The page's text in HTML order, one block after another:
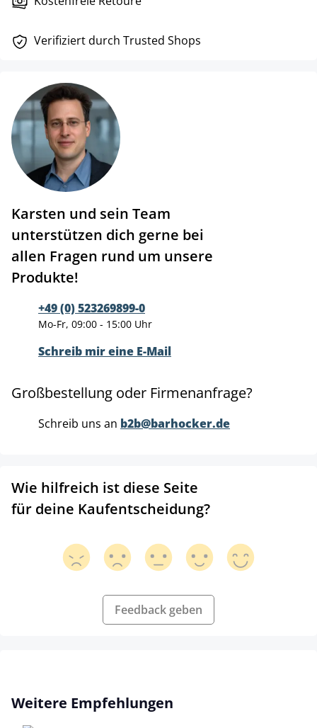
Verifiziert durch Trusted Shops
Karsten und sein Team
unterstützen dich gerne bei
allen Fragen rund um unsere
Produkte!
+49 (0) 523269899-0
Mo-Fr, 09:00 - 15:00 Uhr
Schreib mir eine E-Mail
Großbestellung oder Firmenanfrage?
Schreib uns an b2b@barhocker.de
Wie hilfreich ist diese Seite
für deine Kaufentscheidung?
Feedback geben
Produktgalerie überspringen
Weitere Empfehlungen